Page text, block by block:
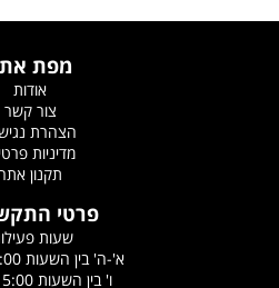
מפת
אודות
צור קשר
הצהרת
מדיניות
תקנון אתר
פרטי
שעות
א'-ה' בין השעות 08:30-19:00
ו' בין השעות 08:30-15:00